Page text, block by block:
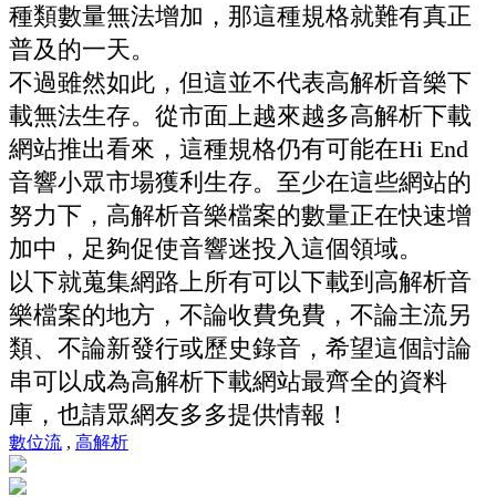
種類數量無法增加，那這種規格就難有真正
普及的一天。
不過雖然如此，但這並不代表高解析音樂下
載無法生存。從市面上越來越多高解析下載
網站推出看來，這種規格仍有可能在Hi End
音響小眾市場獲利生存。至少在這些網站的
努力下，高解析音樂檔案的數量正在快速增
加中，足夠促使音響迷投入這個領域。
以下就蒐集網路上所有可以下載到高解析音
樂檔案的地方，不論收費免費，不論主流另
類、不論新發行或歷史錄音，希望這個討論
串可以成為高解析下載網站最齊全的資料
庫，也請眾網友多多提供情報！
數位流 , 高解析